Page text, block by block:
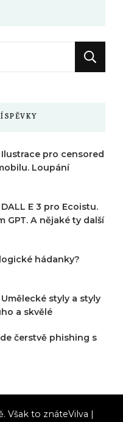
Ilustrace pro censored
Loupání
E 3 pro Ecoistu.
GPT. A nějaké ty další
hádanky?
Umělecké styly a styly
a skvělé
čerstvě phishing s
Však to znáteVilva |